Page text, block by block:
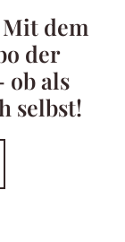
dem
der
ob als
selbst!